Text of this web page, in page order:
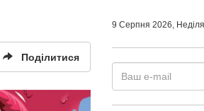
Поділитися
9 Серпня 2026, Неділя